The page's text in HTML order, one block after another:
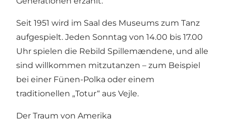
Seit 1951 wird im Saal des Museums zum Tanz
aufgespielt. Jeden Sonntag von 14.00 bis 17.00
Uhr spielen die Rebild Spillemændene, und alle
sind willkommen mitzutanzen – zum Beispiel
bei einer Fünen-Polka oder einem
traditionellen „Totur“ aus Vejle.
Der Traum von Amerika